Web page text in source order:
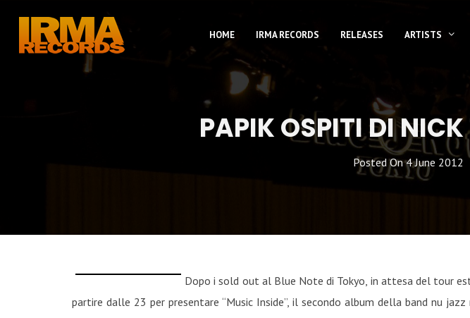
HOME IRMA RECORDS RELEASES ARTISTS
PAPIK OSPITI DI
Posted On4 June 2012
Dopo i sold out al Blue Note di Tokyo, in attesa del tour
partire dalle 23 per presentare “Music Inside”, il secondo album della band nu